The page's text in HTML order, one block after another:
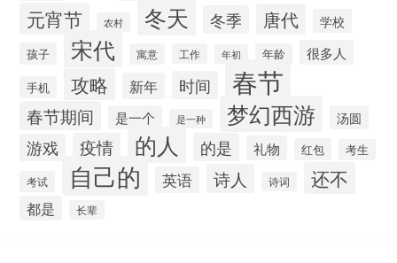
元宵节 农村 冬天 冬季 唐代 学校
孩子 宋代 寓意 工作 年初 年龄 很多人
手机 攻略 新年 时间 春节
春节期间 是一个 是一种 梦幻西游 汤圆
游戏 疫情 的人 的是 礼物 红包
考生
考试
自己的 英语 诗人 诗词 还不
都是 长辈